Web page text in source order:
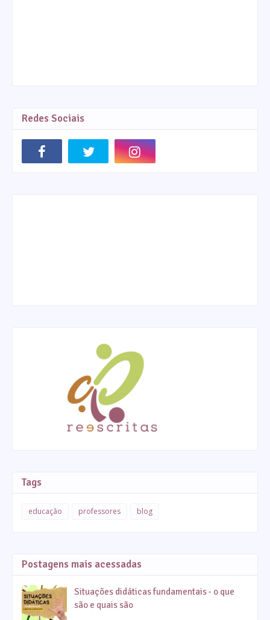
Redes Sociais
Tags
educação professores blog
Postagens mais acessadas
Situações didáticas fundamentais - o que
são e quais são